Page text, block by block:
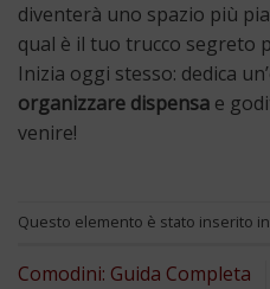
diventerà uno spazio più
qual è il tuo trucco segreto
Inizia oggi stesso: dedica
organizzare dispensa e
venire!
Questo elemento è stato inserito in
Comodini: Guida Completa